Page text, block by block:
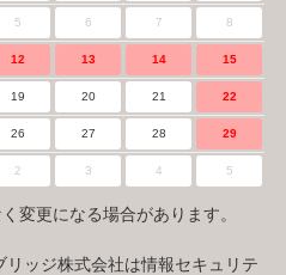
5 6 7 8
12 13 14 15
19 20 21 22
26 27 28 29
2 3 4 5
更になる場合があります。
リッジ株式会社は情報セキュリテ